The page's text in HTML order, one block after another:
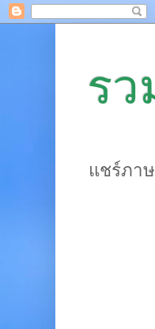
ร
แชร์ภา